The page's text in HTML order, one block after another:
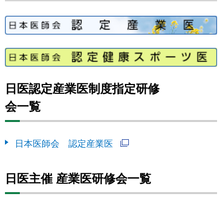
日医認定産業医制度指定研修
会一覧
日本医師会 認定産業医
日医主催 産業医研修会一覧